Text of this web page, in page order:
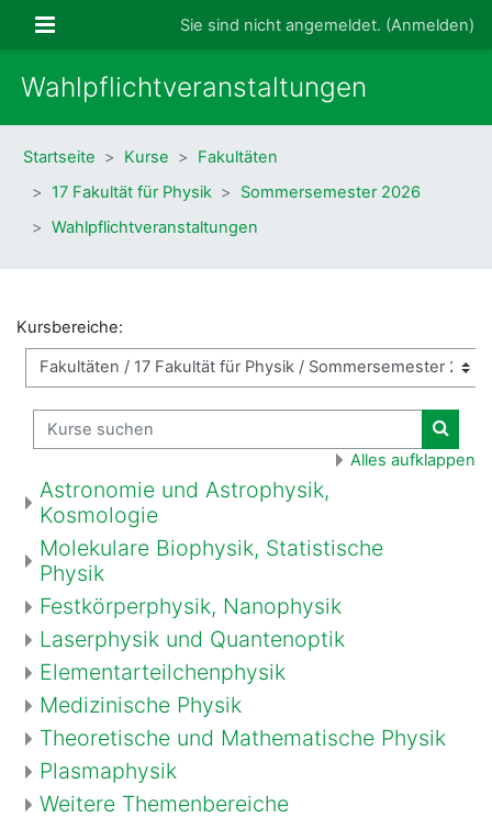
Website-ÜbersichtSie sind nicht angemeldet. (Anmelden)
Wahlpflichtveranstaltungen
Startseite Kurse
Fakultäten
17 Fakultät für Physik
Sommersemester 2026
Wahlpflichtveranstaltungen
Kursbereiche:
Kurse suchen
Kurse
Alles aufklappen
Astronomie und Astrophysik,
Kosmologie
Molekulare Biophysik, Statistische
Physik
Festkörperphysik, Nanophysik
Laserphysik und Quantenoptik
Elementarteilchenphysik
Medizinische Physik
Theoretische und Mathematische Physik
Plasmaphysik
Weitere Themenbereiche